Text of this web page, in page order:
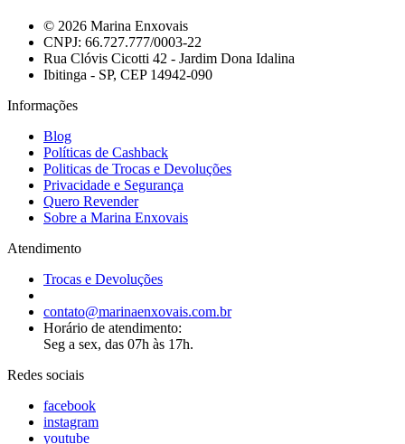
© 2026 Marina Enxovais
CNPJ: 66.727.777/0003-22
Rua Clóvis Cicotti 42 - Jardim Dona Idalina
Ibitinga - SP, CEP 14942-090
Informações
Blog
Políticas de Cashback
Politicas de Trocas e Devoluções
Privacidade e Segurança
Quero Revender
Sobre a Marina Enxovais
Atendimento
Trocas e Devoluções
contato@marinaenxovais.com.br
Horário de atendimento:
Seg a sex, das 07h às 17h.
Redes sociais
facebook
instagram
youtube